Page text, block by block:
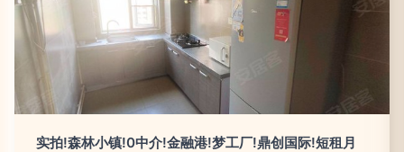
实拍!森林小镇!0中介!金融港!梦工厂!鼎创国际!短租月